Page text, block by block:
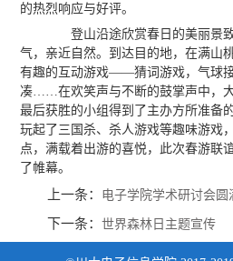
的热烈响应与好评。
登山沿途欣赏春日的美丽景致
气，亲近自然。到达目的地，在满山
有趣的互动游戏——猜词游戏，气球
凑……在欢笑声与不断的鼓掌声中，
最后获胜的小组得到了主办方所准备
玩起了三国杀、杀人游戏等趣味游戏
点，满载着出游的喜悦，此次春游联
了帷幕。
上一条： 电子学院学术研讨会圆
下一条：世界森林日主题宣传